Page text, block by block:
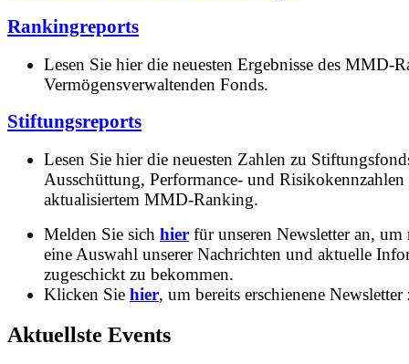
Rankingreports
Lesen Sie hier die neuesten Ergebnisse des MMD-
Vermögensverwaltenden Fonds.
Stiftungsreports
Lesen Sie hier die neuesten Zahlen zu
Ausschüttung, Performance- und
aktualisiertem MMD-Ranking.
Melden Sie sich hier für unseren Newsletter an, um
eine Auswahl unserer Nachrichten und aktuelle
zugeschickt zu bekommen.
Klicken Sie hier, um bereits erschienene Newsletter
Aktuellste Events